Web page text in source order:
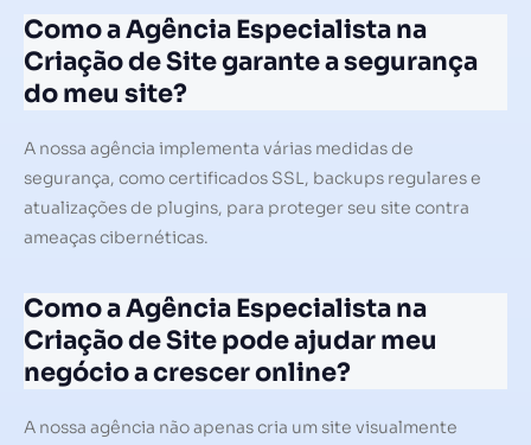
Como a Agência Especialista na
Criação de Site garante a segurança
do meu site?
A nossa agência implementa várias medidas de
segurança, como certificados SSL, backups regulares e
atualizações de plugins, para proteger seu site contra
ameaças cibernéticas.
Como a Agência Especialista na
Criação de Site pode ajudar meu
negócio a crescer online?
A nossa agência não apenas cria um site visualmente